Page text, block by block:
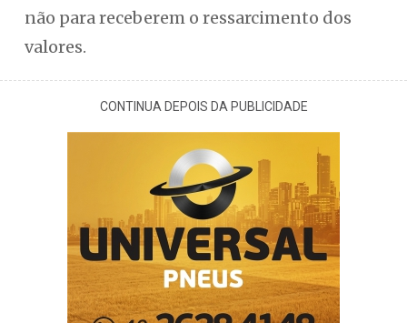
não para receberem o ressarcimento dos
valores.
CONTINUA DEPOIS DA PUBLICIDADE